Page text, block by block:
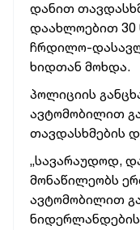
დანით
დაახლოებით 30
ჩრდილო-
ხიდთან მოხდა.
პოლიციის
ავტომობილით
თავდასხმების
„სავარაუდოდ,
მონაწილეობს
ავტომობილით